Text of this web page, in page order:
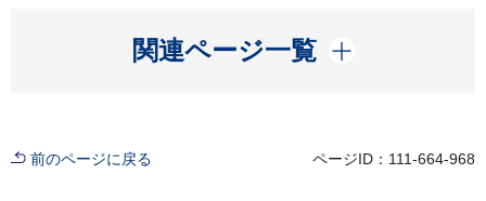
関連ページ一覧
開く
前のページに戻る ページID：111-664-968